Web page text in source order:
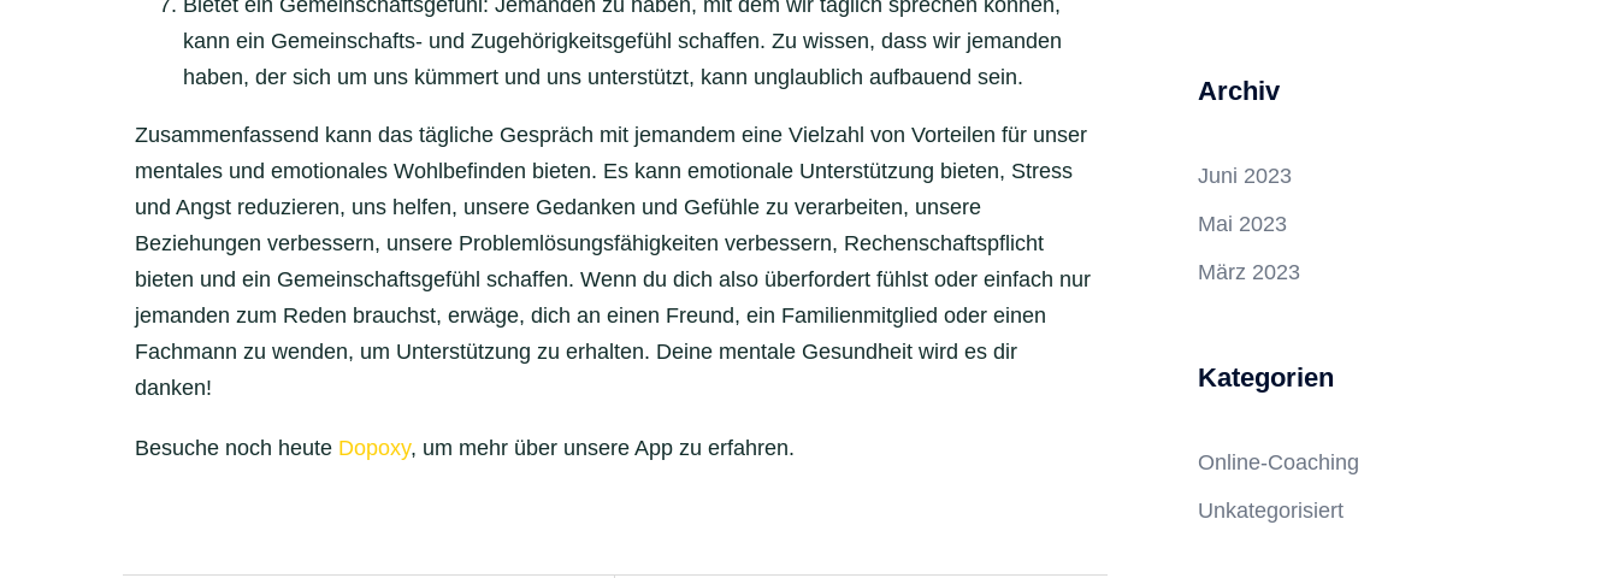
Bietet ein Gemeinschaftsgefühl: Jemanden zu haben, mit dem wir täglich sprechen können,
kann ein Gemeinschafts- und Zugehörigkeitsgefühl schaffen. Zu wissen, dass wir jemanden
haben, der sich um uns kümmert und uns unterstützt, kann unglaublich aufbauend sein.
Zusammenfassend kann das tägliche Gespräch mit jemandem eine Vielzahl von Vorteilen für unser
mentales und emotionales Wohlbefinden bieten. Es kann emotionale Unterstützung bieten, Stress
und Angst reduzieren, uns helfen, unsere Gedanken und Gefühle zu verarbeiten, unsere
Beziehungen verbessern, unsere Problemlösungsfähigkeiten verbessern, Rechenschaftspflicht
bieten und ein Gemeinschaftsgefühl schaffen. Wenn du dich also überfordert fühlst oder einfach nur
jemanden zum Reden brauchst, erwäge, dich an einen Freund, ein Familienmitglied oder einen
Fachmann zu wenden, um Unterstützung zu erhalten. Deine mentale Gesundheit wird es dir
danken!
Besuche noch heute Dopoxy, um mehr über unsere App zu erfahren.
Archiv
Juni 2023
Mai 2023
März 2023
Kategorien
Online-Coaching
Unkategorisiert